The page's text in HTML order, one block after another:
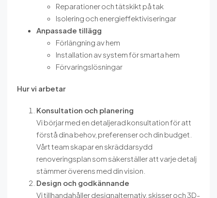
Reparationer och tätskikt på tak
Isolering och energieffektiviseringar
Anpassade tillägg
Förlängning av hem
Installation av system för smarta hem
Förvaringslösningar
Hur vi arbetar
Konsultation och planering
Vi börjar med en detaljerad konsultation för att
förstå dina behov, preferenser och din budget.
Vårt team skapar en skräddarsydd
renoveringsplan som säkerställer att varje detalj
stämmer överens med din vision.
Design och godkännande
Vi tillhandahåller designalternativ, skisser och 3D-